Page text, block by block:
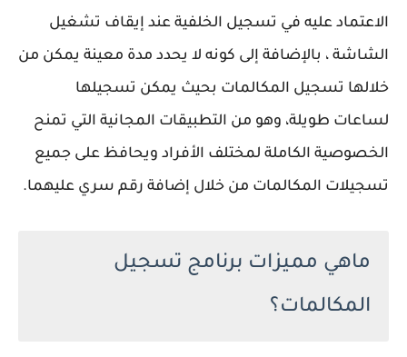
الاعتماد عليه في تسجيل الخلفية عند إيقاف تشغيل
الشاشة ، بالإضافة إلى كونه لا يحدد مدة معينة يمكن من
خلالها تسجيل المكالمات بحيث يمكن تسجيلها
لساعات طويلة، وهو من التطبيقات المجانية التي تمنح
الخصوصية الكاملة لمختلف الأفراد ويحافظ على جميع
تسجيلات المكالمات من خلال إضافة رقم سري عليهما.
ماهي مميزات برنامج تسجيل
المكالمات؟